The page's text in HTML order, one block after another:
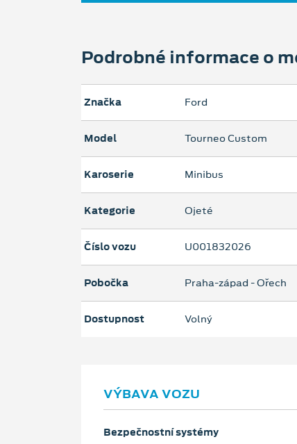
Podrobné informace o
Značka Ford
Model Tourneo Custom
Karoserie Minibus
Kategorie Ojeté
Číslo vozu U001832026
Pobočka Praha-západ - Ořech
Dostupnost Volný
VÝBAVA VOZU
Bezpečnostní systémy